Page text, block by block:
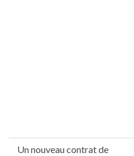
Un nouveau contrat de